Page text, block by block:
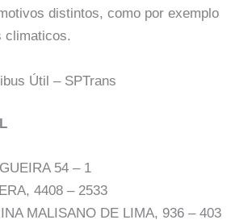
distintos, como por exemplo
climaticos.
Útil – SPTrans
54 – 1
4408 – 2533
MALISANO DE LIMA, 936 – 403